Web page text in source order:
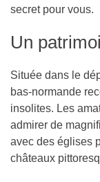
secret pour vous.
Un
Située dans le
bas-normande
insolites. Les
admirer de
avec des églises
châteaux